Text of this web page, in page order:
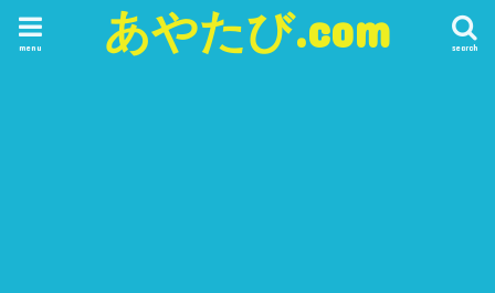
あやたび.com search
menu